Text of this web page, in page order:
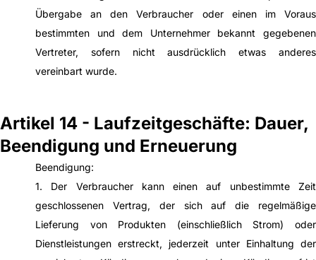
Übergabe an den Verbraucher oder einen im Voraus
bestimmten und dem Unternehmer bekannt gegebenen
Vertreter, sofern nicht ausdrücklich etwas anderes
vereinbart wurde.
Artikel 14 - Laufzeitgeschäfte: Dauer,
Beendigung und Erneuerung
Beendigung:
1. Der Verbraucher kann einen auf unbestimmte Zeit
geschlossenen Vertrag, der sich auf die regelmäßige
Lieferung von Produkten (einschließlich Strom) oder
Dienstleistungen erstreckt, jederzeit unter Einhaltung der